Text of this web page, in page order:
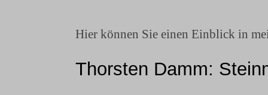
Hier können Sie einen Einblick in
Thorsten Damm: